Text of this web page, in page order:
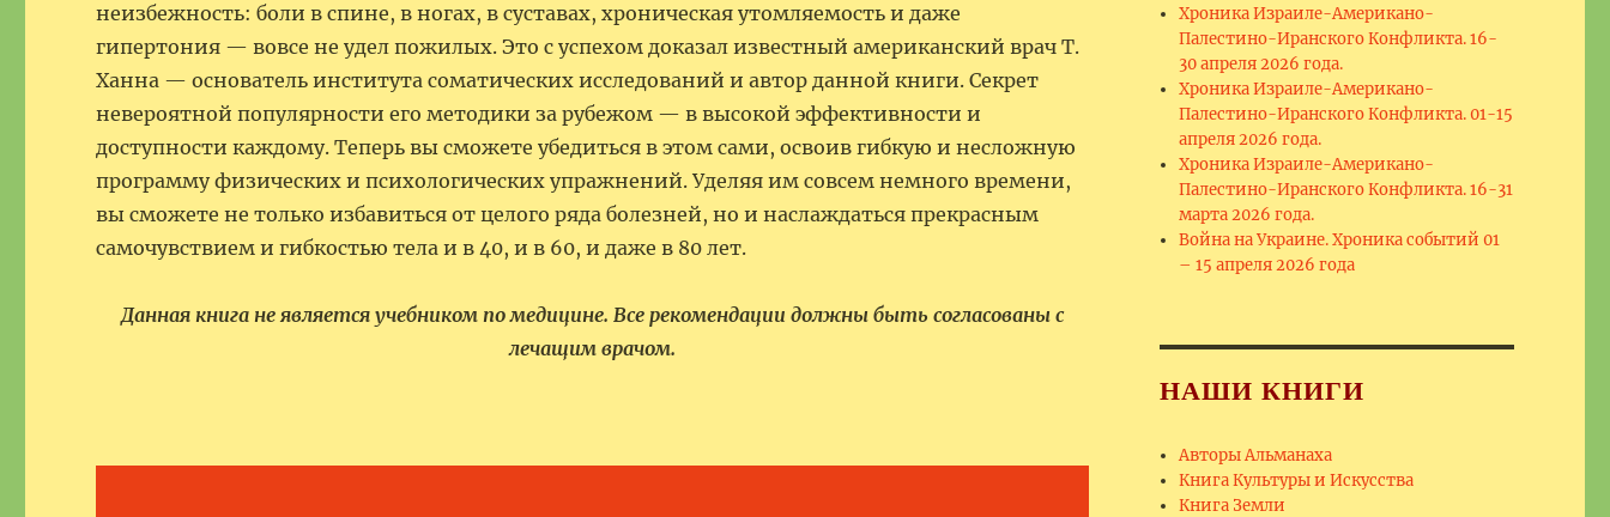
неизбежность: боли в спине, в ногах, в суставах, хроническая утомляемость и даже
гипертония — вовсе не удел пожилых. Это с успехом доказал известный американский врач Т.
Ханна — основатель института соматических исследований и автор данной книги. Секрет
невероятной популярности его методики за рубежом — в высокой эффективности и
доступности каждому. Теперь вы сможете убедиться в этом сами, освоив гибкую и несложную
программу физических и психологических упражнений. Уделяя им совсем немного времени,
вы сможете не только избавиться от целого ряда болезней, но и наслаждаться прекрасным
самочувствием и гибкостью тела и в 40, и в 60, и даже в 80 лет.
Данная книга не является учебником по медицине. Все рекомендации должны быть согласованы с
лечащим врачом.
Хроника Израиле-Американо-
Палестино-Иранского Конфликта. 16-
30 апреля 2026 года.
Хроника Израиле-Американо-
Палестино-Иранского Конфликта. 01-15
апреля 2026 года.
Хроника Израиле-Американо-
Палестино-Иранского Конфликта. 16-31
марта 2026 года.
Война на Украине. Хроника событий 01
– 15 апреля 2026 года
НАШИ КНИГИ
Авторы Альманаха
Книга Культуры и Искусства
Книга Земли